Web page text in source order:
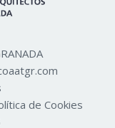
de Cookies